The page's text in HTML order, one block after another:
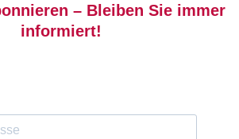
– Bleiben Sie immer
informiert!